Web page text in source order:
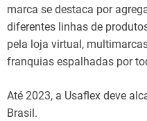
marca se destaca por
diferentes linhas de
pela loja virtual,
franquias espalhadas por
Até 2023, a Usaflex deve
Brasil.